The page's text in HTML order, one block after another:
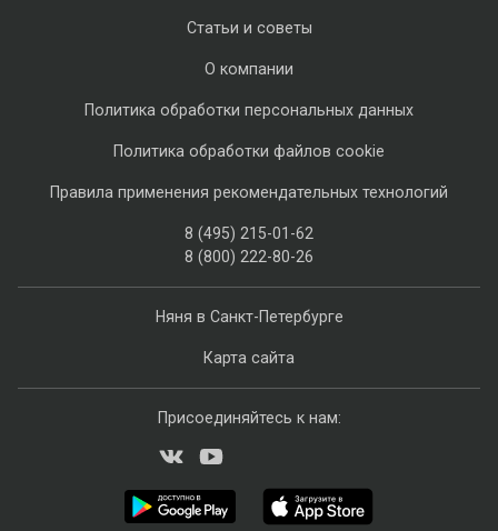
Няня в Санкт-Петербурге
Карта сайта
Статьи и советы
О компании
Политика обработки персональных данных
Политика обработки файлов cookie
Правила применения рекомендательных технологий
8 (495) 215-01-62
8 (800) 222-80-26
Присоединяйтесь к нам: